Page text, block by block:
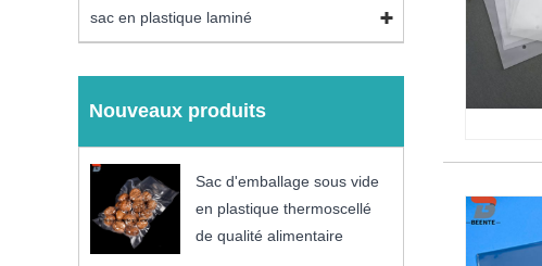
sac en plastique laminé
Nouveaux produits
Sac d'emballage sous vide
en plastique thermoscellé
de qualité alimentaire